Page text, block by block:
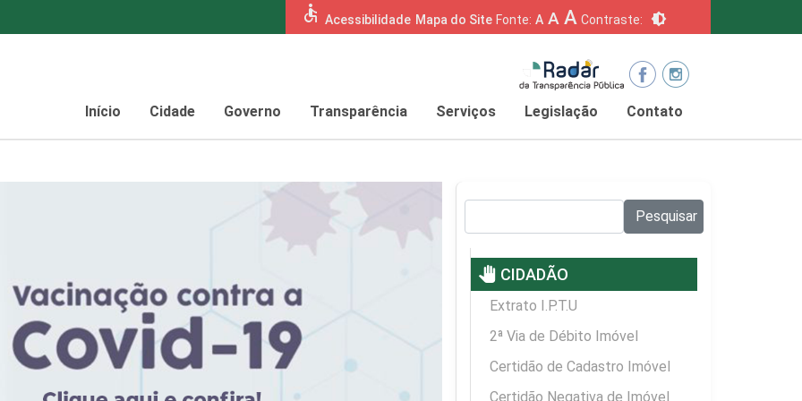
accessible Acessibilidade Mapa do Site Fonte: A A A Contraste: brightness_6
Início Cidade Governo Transparência Serviços Legislação Contato
Pesquisar
pan_tool CIDADÃO
Extrato I.P.T.U
2ª Via de Débito Imóvel
Certidão de Cadastro Imóvel
Certidão Negativa de Imóvel